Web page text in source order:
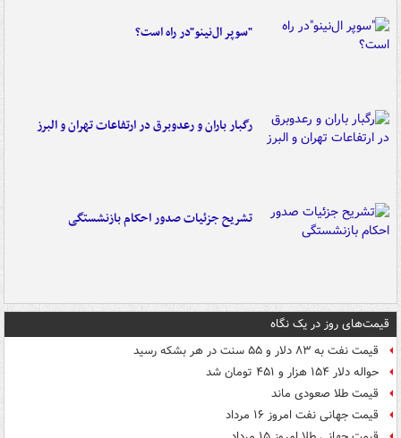
"سوپر ال‌نینو"در راه است؟
رگبار باران و رعدوبرق در ارتفاعات تهران و البرز
تشریح جزئیات صدور احکام بازنشستگی
قیمت‌های روز در یک نگاه
قیمت نفت به ۸۳ دلار و ۵۵ سنت در هر بشکه رسید
حواله دلار ۱۵۴ هزار و ۴۵۱ تومان شد
قیمت طلا صعودی ماند
قیمت جهانی نفت امروز ۱۶ مرداد